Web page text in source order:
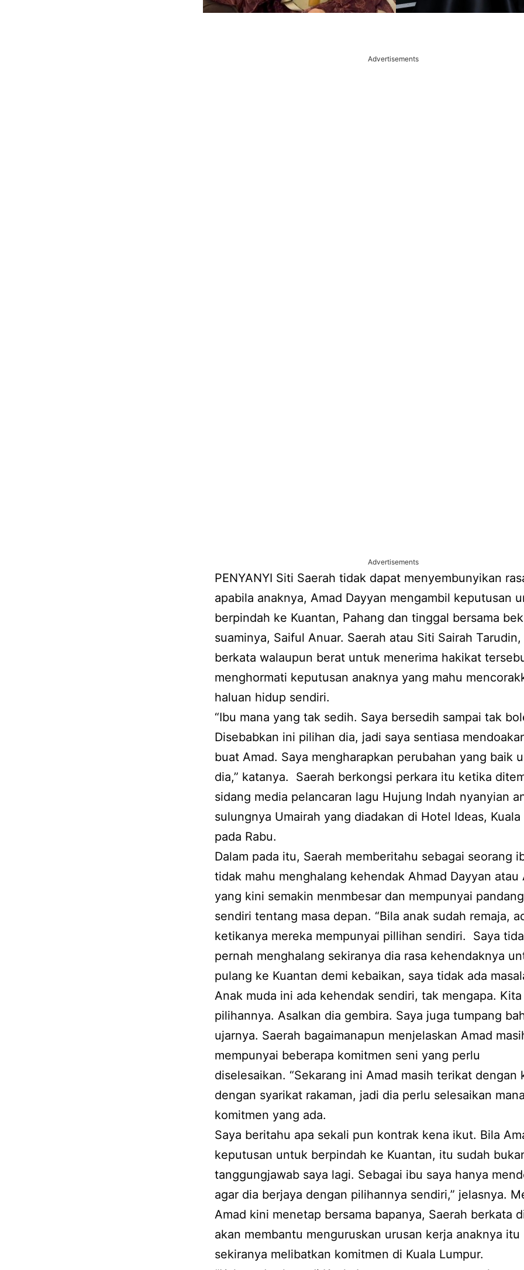
Advertisements
Advertisements
PENYANYI Siti Saerah tidak dapat menyembunyikan
apabila anaknya, Amad Dayyan mengambil keputusan
berpindah ke Kuantan, Pahang dan tinggal bersama
suaminya, Saiful Anuar. Saerah atau Siti Sairah
berkata walaupun berat untuk menerima hakikat
menghormati keputusan anaknya yang mahu
haluan hidup sendiri.
“Ibu mana yang tak sedih. Saya bersedih sampai tak
Disebabkan ini pilihan dia, jadi saya sentiasa
buat Amad. Saya mengharapkan perubahan yang baik
dia,” katanya. Saerah berkongsi perkara itu ketika
sidang media pelancaran lagu Hujung Indah nyanyian
sulungnya Umairah yang diadakan di Hotel Ideas, Kuala
pada Rabu.
Dalam pada itu, Saerah memberitahu sebagai seorang
tidak mahu menghalang kehendak Ahmad Dayyan atau
yang kini semakin menmbesar dan mempunyai
sendiri tentang masa depan. “Bila anak sudah remaja,
ketikanya mereka mempunyai pillihan sendiri. Saya
pernah menghalang sekiranya dia rasa kehendaknya
pulang ke Kuantan demi kebaikan, saya tidak ada
Anak muda ini ada kehendak sendiri, tak mengapa.
pilihannya. Asalkan dia gembira. Saya juga tumpang
ujarnya. Saerah bagaimanapun menjelaskan Amad
mempunyai beberapa komitmen seni yang perlu
diselesaikan. “Sekarang ini Amad masih terikat dengan
dengan syarikat rakaman, jadi dia perlu selesaikan
komitmen yang ada.
Saya beritahu apa sekali pun kontrak kena ikut. Bila
keputusan untuk berpindah ke Kuantan, itu sudah
tanggungjawab saya lagi. Sebagai ibu saya hanya
agar dia berjaya dengan pilihannya sendiri,” jelasnya.
Amad kini menetap bersama bapanya, Saerah berkata
akan membantu menguruskan urusan kerja anaknya itu
sekiranya melibatkan komitmen di Kuala Lumpur.